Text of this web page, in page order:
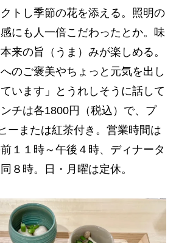
トし季節の花を添える。照明の
にも人一倍こだわったとか。味
来の旨（うま）みが楽しめる。
のご褒美やちょっと元気を出し
います」とうれしそうに話して
チは各1800円（税込）で、プ
ーまたは紅茶付き。営業時間は
１１時～午後４時、ディナータ
８時。日・月曜は定休。